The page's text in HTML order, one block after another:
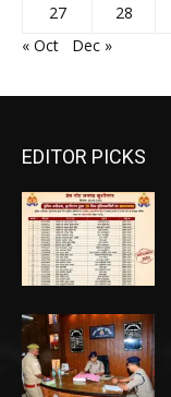
27
28
« Oct
Dec »
EDITOR PICKS